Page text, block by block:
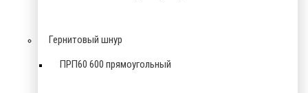
Гернитовый шнур
ПРП60 600 прямоугольный